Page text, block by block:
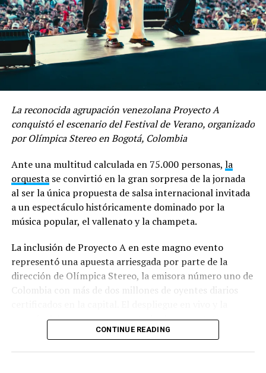
La reconocida agrupación venezolana Proyecto A
conquistó el escenario del Festival de Verano, organizado
por Olímpica Stereo en Bogotá, Colombia
Ante una multitud calculada en 75.000 personas, la
orquestase convirtió en la gran sorpresa de la jornada
al ser la única propuesta de salsa internacional invitada
a un espectáculo históricamente dominado por la
música popular, el vallenato y la champeta.
La inclusión de Proyecto A en este magno evento
representó una apuesta arriesgada por parte de la
dirección de Olímpica Stereo, la emisora número uno de
Colombia con más de dos millones de oyentes diarios
energía del grupo superaron todas las expectativas,
dejando cautivada a la dirección del circuito radial y a
CONTINUE READING